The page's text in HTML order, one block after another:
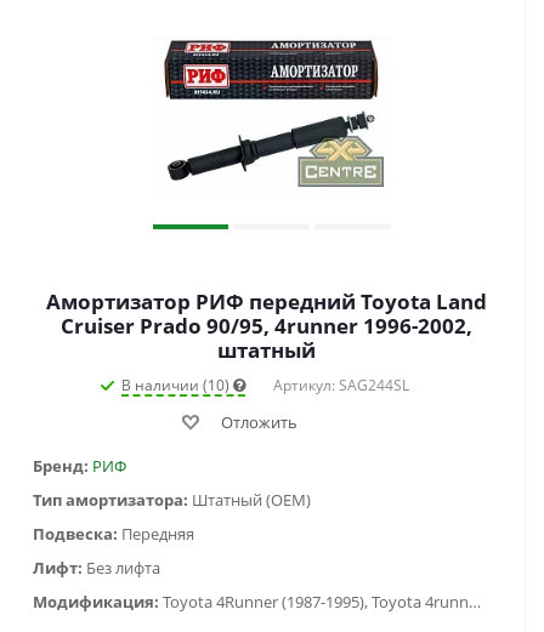
Амортизатор РИФ передний Toyota Land
Cruiser Prado 90/95, 4runner 1996-2002,
штатный
В наличии (10) Артикул: SAG244SL
Отложить
Бренд: РИФ
Тип амортизатора: Штатный (OEM)
Подвеска: Передняя
Лифт: Без лифта
Модификация:
Toyota 4Runner (1987-1995), Toyota 4runner (1995-2003), Toyota Land Cruiser Prado 90/95 (1996-2002)